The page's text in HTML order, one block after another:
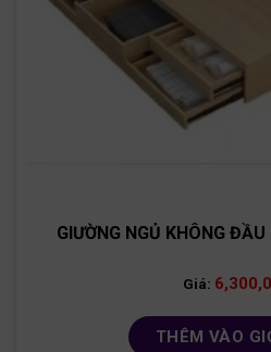
GIƯỜNG NGỦ KHÔNG
Giá:
THÊM VÀO